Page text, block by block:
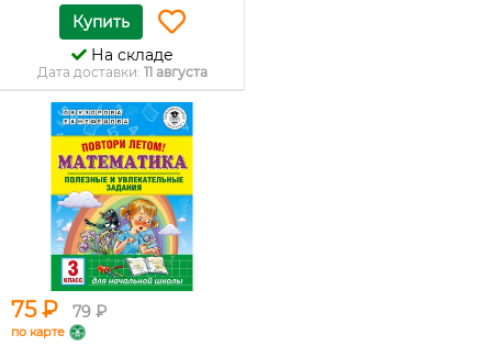
Купить
На складе
Дата доставки: 11 августа
75 ₽ 79 ₽
по карте